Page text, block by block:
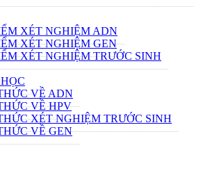
XÉT NGHIỆM ADN
XÉT NGHIỆM GEN
XÉT NGHIỆM TRƯỚC SINH
VỀ ADN
VỀ HPV
XÉT NGHIỆM TRƯỚC SINH
VỀ GEN